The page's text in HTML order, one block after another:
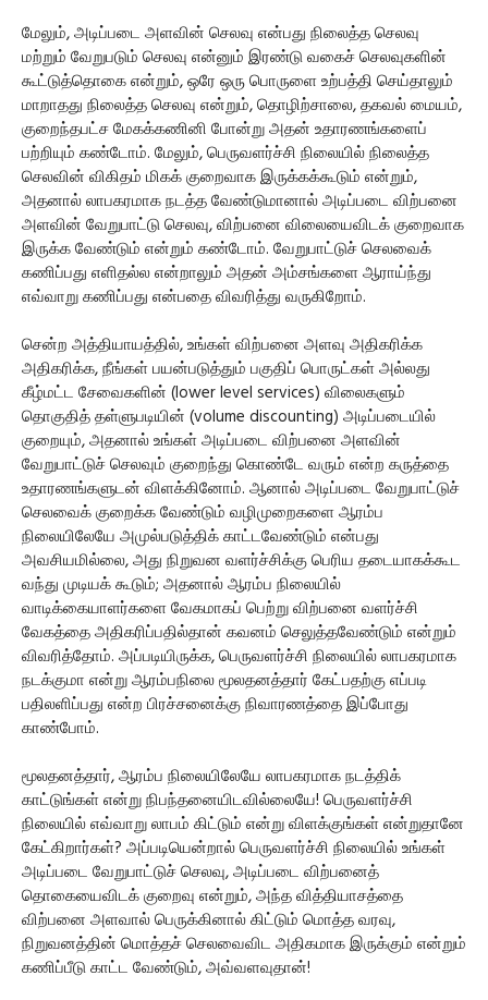
மேலும், அடிப்படை அளவின் செலவு என்பது நிலைத்த செலவு
மற்றும் வேறுபடும் செலவு என்னும் இரண்டு வகைச் செலவுகளின்
கூட்டுத்தொகை என்றும், ஒரே ஒரு பொருளை உற்பத்தி செய்தாலும்
மாறாதது நிலைத்த செலவு என்றும், தொழிற்சாலை, தகவல் மையம்,
குறைந்தபட்ச மேகக்கணினி போன்று அதன் உதாரணங்களைப்
பற்றியும் கண்டோம். மேலும், பெருவளர்ச்சி நிலையில் நிலைத்த
செலவின் விகிதம் மிகக் குறைவாக இருக்கக்கூடும் என்றும்,
அதனால் லாபகரமாக நடத்த வேண்டுமானால் அடிப்படை விற்பனை
அளவின் வேறுபாட்டு செலவு, விற்பனை விலையைவிடக் குறைவாக
இருக்க வேண்டும் என்றும் கண்டோம். வேறுபாட்டுச் செலவைக்
கணிப்பது எளிதல்ல என்றாலும் அதன் அம்சங்களை ஆராய்ந்து
எவ்வாறு கணிப்பது என்பதை விவரித்து வருகிறோம்.
சென்ற அத்தியாயத்தில், உங்கள் விற்பனை அளவு அதிகரிக்க
அதிகரிக்க, நீங்கள் பயன்படுத்தும் பகுதிப் பொருட்கள் அல்லது
கீழ்மட்ட சேவைகளின் (lower level services) விலைகளும்
தொகுதித் தள்ளுபடியின் (volume discounting) அடிப்படையில்
குறையும், அதனால் உங்கள் அடிப்படை விற்பனை அளவின்
வேறுபாட்டுச் செலவும் குறைந்து கொண்டே வரும் என்ற கருத்தை
உதாரணங்களுடன் விளக்கினோம். ஆனால் அடிப்படை வேறுபாட்டுச்
செலவைக் குறைக்க வேண்டும் வழிமுறைகளை ஆரம்ப
நிலையிலேயே அமுல்படுத்திக் காட்டவேண்டும் என்பது
அவசியமில்லை, அது நிறுவன வளர்ச்சிக்கு பெரிய தடையாகக்கூட
வந்து முடியக் கூடும்; அதனால் ஆரம்ப நிலையில்
வாடிக்கையாளர்களை வேகமாகப் பெற்று விற்பனை வளர்ச்சி
வேகத்தை அதிகரிப்பதில்தான் கவனம் செலுத்தவேண்டும் என்றும்
விவரித்தோம். அப்படியிருக்க, பெருவளர்ச்சி நிலையில் லாபகரமாக
நடக்குமா என்று ஆரம்பநிலை மூலதனத்தார் கேட்பதற்கு எப்படி
பதிலளிப்பது என்ற பிரச்சனைக்கு நிவாரணத்தை இப்போது
காண்போம்.
மூலதனத்தார், ஆரம்ப நிலையிலேயே லாபகரமாக நடத்திக்
காட்டுங்கள் என்று நிபந்தனையிடவில்லையே! பெருவளர்ச்சி
நிலையில் எவ்வாறு லாபம் கிட்டும் என்று விளக்குங்கள் என்றுதானே
கேட்கிறார்கள்? அப்படியென்றால் பெருவளர்ச்சி நிலையில் உங்கள்
அடிப்படை வேறுபாட்டுச் செலவு, அடிப்படை விற்பனைத்
தொகையைவிடக் குறைவு என்றும், அந்த வித்தியாசத்தை
விற்பனை அளவால் பெருக்கினால் கிட்டும் மொத்த வரவு,
நிறுவனத்தின் மொத்தச் செலவைவிட அதிகமாக இருக்கும் என்றும்
கணிப்பீடு காட்ட வேண்டும், அவ்வளவுதான்!